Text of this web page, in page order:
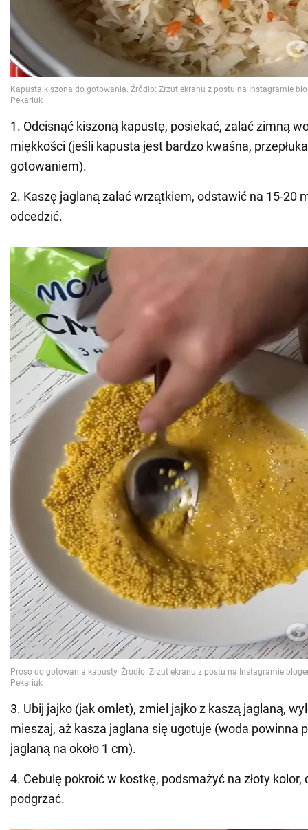
1. Odcisnąć kiszoną kapustę, posiekać, zalać zimną
miękkości (jeśli kapusta jest bardzo kwaśna,
gotowaniem).
2. Kaszę jaglaną zalać wrzątkiem, odstawić na 15-20
odcedzić.
3. Ubij jajko (jak omlet), zmiel jajko z kaszą jaglaną,
mieszaj, aż kasza jaglana się ugotuje (woda powinna
jaglaną na około 1 cm).
4. Cebulę pokroić w kostkę, podsmażyć na złoty
podgrzać.